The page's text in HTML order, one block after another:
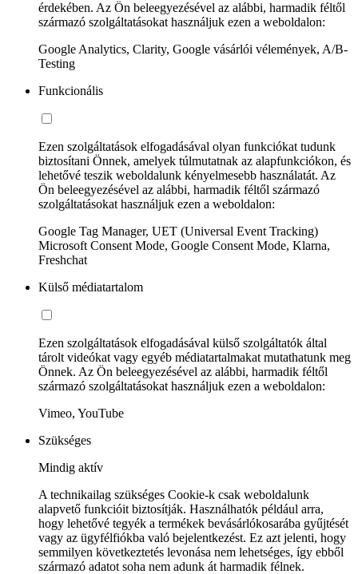
érdekében. Az Ön beleegyezésével az alábbi, harmadik féltől
származó szolgáltatásokat használjuk ezen a weboldalon:
Google Analytics, Clarity, Google vásárlói vélemények, A/B-
Testing
Funkcionális
Ezen szolgáltatások elfogadásával olyan funkciókat tudunk
biztosítani Önnek, amelyek túlmutatnak az alapfunkciókon, és
lehetővé teszik weboldalunk kényelmesebb használatát. Az
Ön beleegyezésével az alábbi, harmadik féltől származó
szolgáltatásokat használjuk ezen a weboldalon:
Google Tag Manager, UET (Universal Event Tracking)
Microsoft Consent Mode, Google Consent Mode, Klarna,
Freshchat
Külső médiatartalom
Ezen szolgáltatások elfogadásával külső szolgáltatók által
tárolt videókat vagy egyéb médiatartalmakat mutathatunk meg
Önnek. Az Ön beleegyezésével az alábbi, harmadik féltől
származó szolgáltatásokat használjuk ezen a weboldalon:
Vimeo, YouTube
Szükséges
Mindig aktív
A technikailag szükséges Cookie-k csak weboldalunk
alapvető funkcióit biztosítják. Használhatók például arra,
hogy lehetővé tegyék a termékek bevásárlókosarába gyűjtését
vagy az ügyfélfiókba való bejelentkezést. Ez azt jelenti, hogy
semmilyen következtetés levonása nem lehetséges, így ebből
származó adatot soha nem adunk át harmadik félnek.